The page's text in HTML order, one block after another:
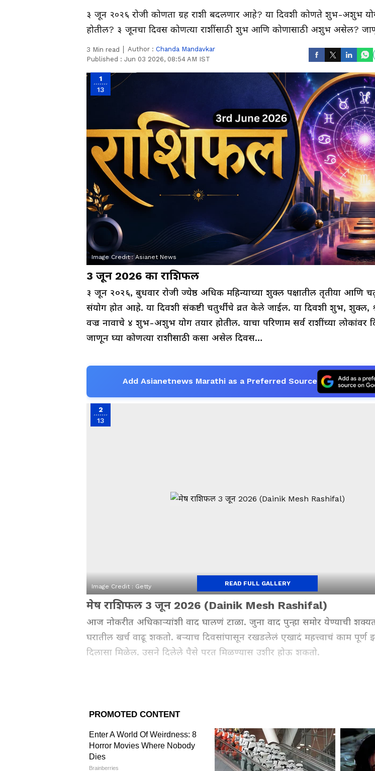
३ जून २०२६ रोजी कोणता ग्रह राशी बदलणार आहे? या दिवशी कोणते शुभ-अशुभ
होतील? ३ जूनचा दिवस कोणत्या राशींसाठी शुभ आणि कोणासाठी अशुभ असेल?
3 Min read Author : Chanda Mandavkar
Published : Jun 03 2026, 08:54 AM IST
1
13
Image Credit :Asianet News
3 जून 2026 का राशिफल
३ जून २०२६, बुधवार रोजी ज्येष्ठ अधिक महिन्याच्या शुक्ल पक्षातील तृतीया आणि
संयोग होत आहे. या दिवशी संकष्टी चतुर्थीचे व्रत केले जाईल. या दिवशी शुभ, शुक्ल,
वज्र नावाचे ४ शुभ-अशुभ योग तयार होतील. याचा परिणाम सर्व राशींच्या लोकांवर
जाणून घ्या कोणत्या राशीसाठी कसा असेल दिवस…
Add Asianetnews Marathi as a Preferred Source
2
13
Image Credit : Getty
मेष राशिफल 3 जून 2026 (Dainik Mesh Rashifal)
आज नोकरीत अधिकाऱ्यांशी वाद घालणं टाळा. जुना वाद पुन्हा समोर येण्याची
घरातील खर्च वाढू शकतो. बऱ्याच दिवसांपासून रखडलेलं एखादं महत्त्वाचं काम पूर्ण
दिलासा मिळेल. उसने दिलेले पैसे परत मिळण्यास उशीर होऊ शकतो.
Vastu Tips: फ्रिजमध्ये कोणती
बाटली ठेवायची? प्लास्टिकची की
काचेची? जाणून घ्या नियम
आणणारी 5 झाडं; जेड
लिली, कुठे आणि कशी
READ FULL GALLERY